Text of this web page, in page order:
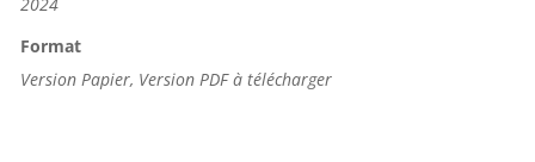
Format
Version Papier, Version PDF à télécharger